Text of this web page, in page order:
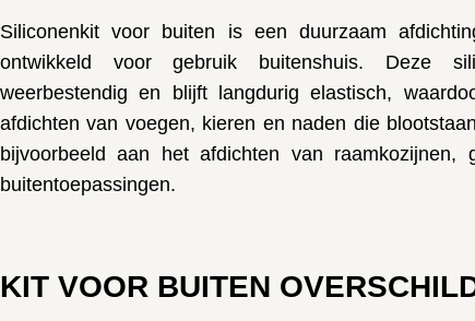
Siliconenkit voor buiten is een duurzaam
ontwikkeld voor gebruik buitenshuis. Deze
weerbestendig en blijft langdurig elastisch,
afdichten van voegen, kieren en naden die
bijvoorbeeld aan het afdichten van raamkozijnen,
buitentoepassingen.
KIT VOOR BUITEN